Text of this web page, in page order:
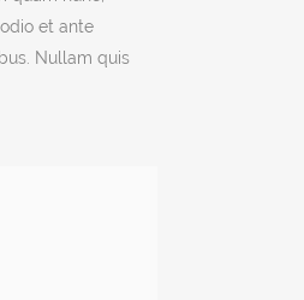
et ante
Nullam quis